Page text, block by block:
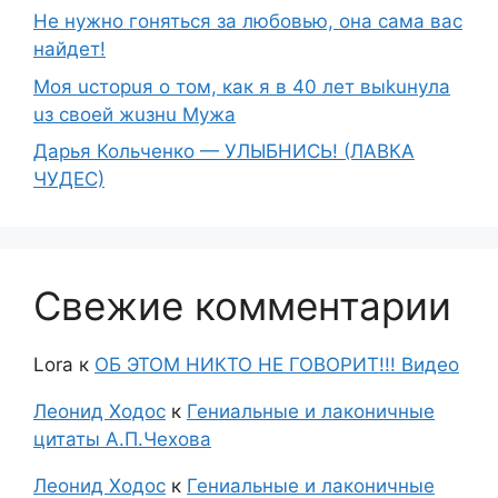
Не нужно гоняться за любовью, она сама вас
найдет!
Moя ucтopuя о том, как я в 40 лет выkuнyлa
uз свoeй жuзнu Myжа
Дарья Кольченко — УЛЫБНИСЬ! (ЛАВКА
ЧУДЕС)
Свежие комментарии
Lora к ОБ ЭТОМ НИКТО НЕ ГОВОРИТ!!! Видео
Леонид Ходос к Гениальные и лаконичные
цитаты А.П.Чехова
Леонид Ходос к Гениальные и лаконичные